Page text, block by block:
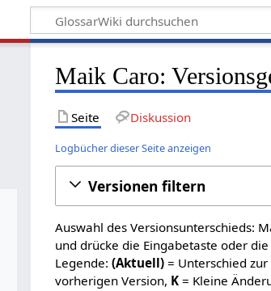
Maik Caro:
Seite Diskussion
Logbücher dieser Seite anzeigen
Versionen filtern
Auswahl des Versionsunterschieds:
und drücke die Eingabetaste oder
Legende:(Aktuell) = Unterschied
vorherigen Version, K = Kleine